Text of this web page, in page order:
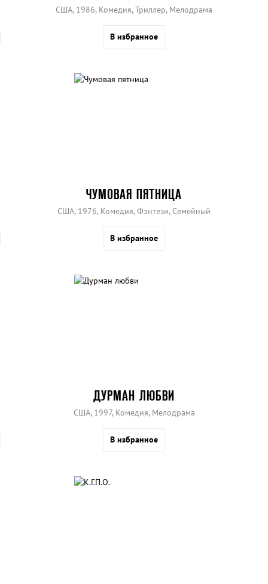
США, 1986, Комедия, Триллер, Мелодрама
В избранное
ЧУМОВАЯ ПЯТНИЦА
США, 1976, Комедия, Фэнтези, Семейный
В избранное
ДУРМАН ЛЮБВИ
США, 1997, Комедия, Мелодрама
В избранное